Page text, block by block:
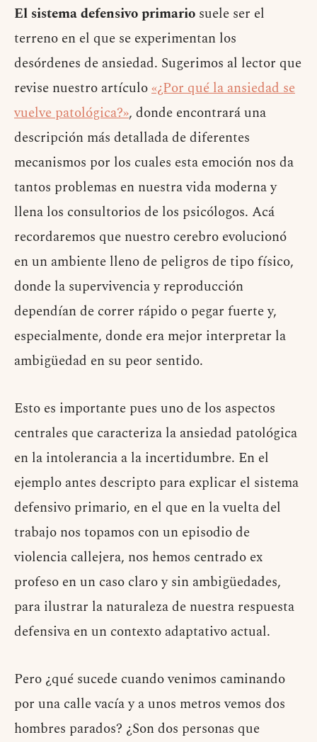
El sistema defensivo primario suele ser el
terreno en el que se experimentan los
desórdenes de ansiedad. Sugerimos al lector que
revise nuestro artículo«¿Por qué la ansiedad se
vuelve patológica?», donde encontrará una
descripción más detallada de diferentes
mecanismos por los cuales esta emoción nos da
tantos problemas en nuestra vida moderna y
llena los consultorios de los psicólogos. Acá
recordaremos que nuestro cerebro evolucionó
en un ambiente lleno de peligros de tipo físico,
donde la supervivencia y reproducción
dependían de correr rápido o pegar fuerte y,
especialmente, donde era mejor interpretar la
ambigüedad en su peor sentido.
Esto es importante pues uno de los aspectos
centrales que caracteriza la ansiedad patológica
en la intolerancia a la incertidumbre. En el
ejemplo antes descripto para explicar el sistema
defensivo primario, en el que en la vuelta del
trabajo nos topamos con un episodio de
violencia callejera, nos hemos centrado ex
profeso en un caso claro y sin ambigüedades,
para ilustrar la naturaleza de nuestra respuesta
defensiva en un contexto adaptativo actual.
Pero ¿qué sucede cuando venimos caminando
por una calle vacía y a unos metros vemos dos
hombres parados? ¿Son dos personas que